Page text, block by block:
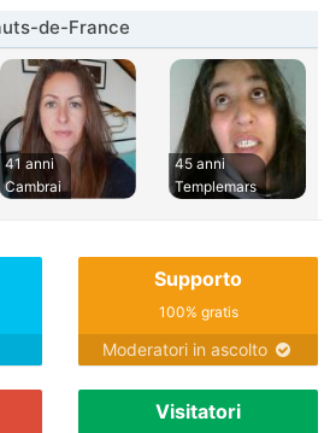
de-France
41 anni
Cambrai
45 anni
Templemars
Supporto
100% gratis
Moderatori in ascolto
Visitatori